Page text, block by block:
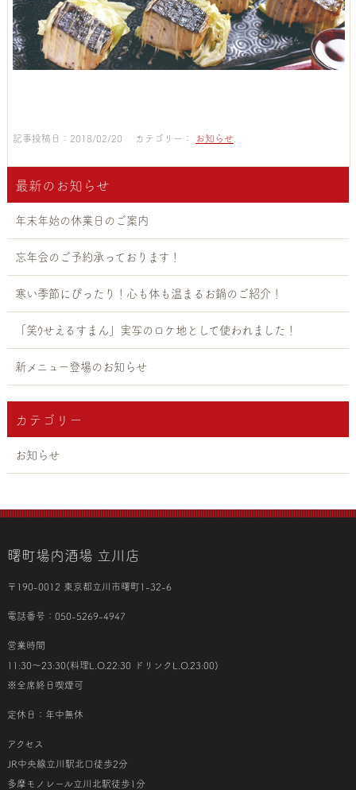
記事投稿日：2018/02/20 カテゴリー： お知らせ
最新のお知らせ
年末年始の休業日のご案内
忘年会のご予約承っております！
寒い季節にぴったり！心も体も温まるお鍋のご紹介！
「笑ｳせえるすまん」実写のロケ地として使われました！
新メニュー登場のお知らせ
カテゴリー
お知らせ
曙町場内酒場 立川店
〒190-0012 東京都立川市曙町1-32-6
電話番号：050-5269-4947
営業時間
11:30～23:30(料理L.O.22:30 ドリンクL.O.23:00)
※全席終日喫煙可
定休日：年中無休
アクセス
JR中央線立川駅北口徒歩2分
多摩モノレール立川北駅徒歩1分